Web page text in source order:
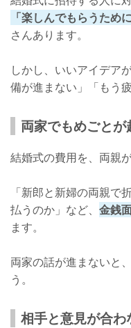
「楽しんでもらうため
さんあります。
しかし、いいアイデア
備が進まない」「もう
両家でもめごとが
結婚式の費用を、両親
「新郎と新婦の両親で
払うのか」など、 金銭
ます。
両家の話が進まないと
う。
相手と意見が合わ